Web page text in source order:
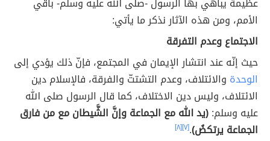
الأمم، ومن هذه الآثار نذكر ما يأتي:
الاجتماع وعدم التفرقة
حيث إنّه عند انتشار الإيمان في المجتمع، فإنّ ذلك يؤدي إلى
الوحدة والائتلاف، وعدم التشتتّ والفرقة، فالإسلام دين
الائتلاف، وليس دين الاختلاف، كما قال الرسول صلى الله
عليه وسلم:(يد الله مع الجماعة وإنَّ الشَّيطان مع من فارق
الجماعة يرتكضُ).[٧] [٨]